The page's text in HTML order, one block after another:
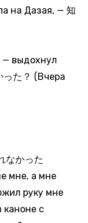
на Дазая, — 知
— выдохнул
た？ (Вчера
なかった
мне, а мне
руку мне
каноне с